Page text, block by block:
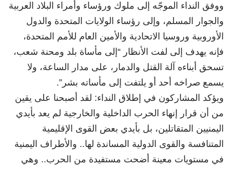
ووفق النداء الموجّه إلى ملوك ورؤساء وأمراء البلاد العربية
والجوار المسلم، وإلى رؤساء الولايات المتحدة والدول
الأوروبية وروسيا الاتحادية والأمين العام للأمم المتحدة،
فإنه يهدف إلى لفت الأنظار “إلى مأساة بلد ومحنة شعب،
تسحق أبناءه آلة القتل والدمار، على مدار الساعة، ولا
يسمع صراخه أحد أو يلتفت إلى مأساته بشر”.
ويؤكد المشاركون في إطلاق النداء: لقد أصبحنا على يقين
من أن قرار إنهاء الحرب الداخلية والخارجية لم يعد بأيدي
اليمنيين المتقاتلين، بل بأيدي بعض القوى الإقليمية
المتنافسة والقوى الدولية المساندة لها.. والأطراف اليمنية
في مستويات معينة أضحت مستفيدة من الحرب.. وهي